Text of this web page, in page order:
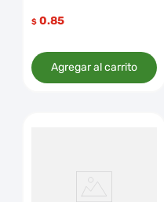
$ 0.85
Agregar al carrito